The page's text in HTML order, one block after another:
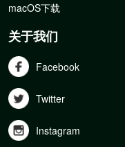
macOS下载
关于我们
Facebook
Twitter
Instagram